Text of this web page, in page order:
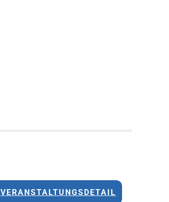
VERANSTALTUNGSDETAIL